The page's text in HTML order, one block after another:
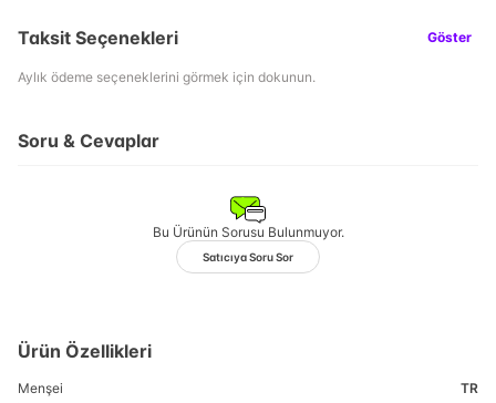
Taksit Seçenekleri Göster
Aylık ödeme seçeneklerini görmek için dokunun.
Soru & Cevaplar
Bu Ürünün Sorusu Bulunmuyor.
Satıcıya Soru Sor
Ürün Özellikleri
Menşei TR